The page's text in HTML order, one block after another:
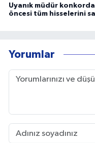
Uyanık müdür
öncesi tüm hisselerini
Yorumlar